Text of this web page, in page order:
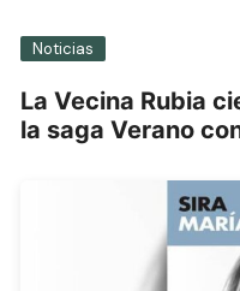
Noticias
La Vecina Rubia
la saga Verano